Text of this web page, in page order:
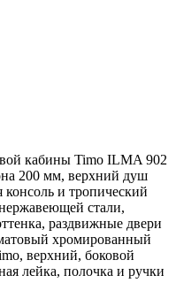
кабины Timo ILMA 902
200 мм, верхний душ
консоль и тропический
стали,
раздвижные двери
хромированный
верхний, боковой
лейка, полочка и ручки